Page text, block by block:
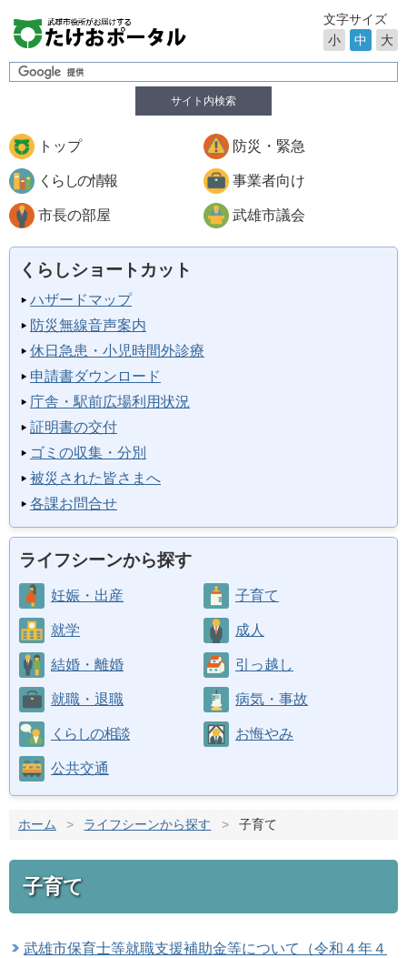
サイト内検索
文字サイズ
小
中 大
トップ 防災・緊急
くらしの情報 事業者向け
市長の部屋 武雄市議会
くらしショートカット
ハザードマップ
防災無線音声案内
休日急患・小児時間外診療
申請書ダウンロード
庁舎・駅前広場利用状況
証明書の交付
ゴミの収集・分別
被災された皆さまへ
各課お問合せ
ライフシーンから探す
妊娠・出産 子育て
就学 成人
結婚・離婚 引っ越し
就職・退職 病気・事故
くらしの相談 お悔やみ
公共交通
ホーム > ライフシーンから探す > 子育て
子育て
武雄市保育士等就職支援補助金等について（令和４年４